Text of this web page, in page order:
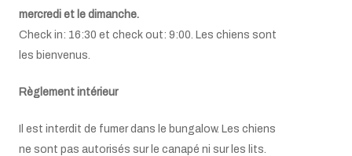
mercredi et le dimanche.
Check in: 16:30 et check out: 9:00. Les chiens sont
les bienvenus
Règlement intérieur
Il est interdit de fumer dans le bungalow. Les chiens
ne sont pas autorisés sur le canapé ni sur les lits.